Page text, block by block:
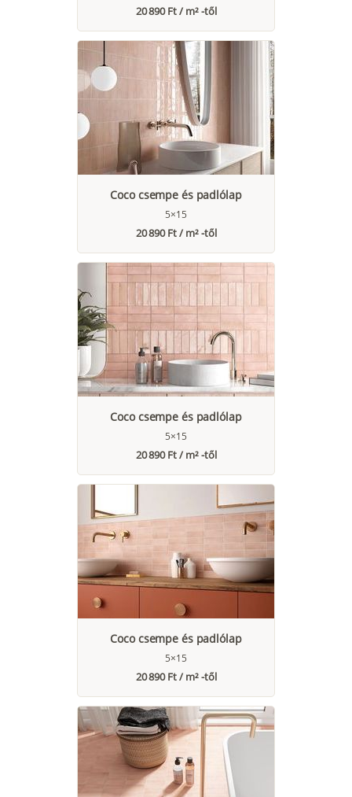
20 890 Ft / m² -től
Coco csempe és padlólap
5×15
20 890 Ft / m² -től
Coco csempe és padlólap
5×15
20 890 Ft / m² -től
Coco csempe és padlólap
5×15
20 890 Ft / m² -től